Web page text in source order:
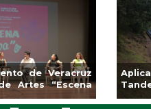
de Veracruz
Artes “Escena